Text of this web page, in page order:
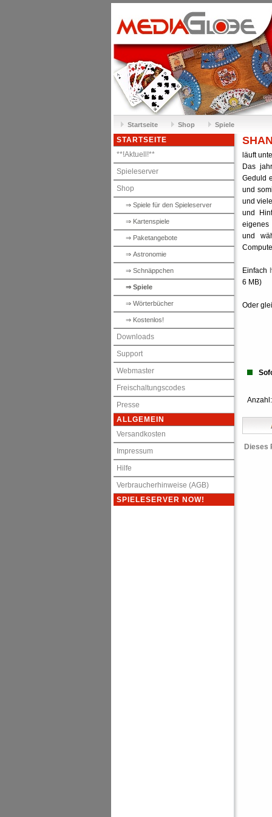
Startseite Shop Spiele
STARTSEITE
**!Aktuell!**
Spieleserver
Shop
⇒ Spiele für den Spieleserver
⇒ Kartenspiele
⇒ Paketangebote
⇒ Astronomie
⇒ Schnäppchen
⇒ Spiele
⇒ Wörterbücher
⇒ Kostenlos!
Downloads
Support
Webmaster
Freischaltungscodes
Presse
ALLGEMEIN
Versandkosten
Impressum
Hilfe
Verbraucherhinweise (AGB)
SPIELESERVER NOW!
läuft
Das
Geduld
und
und
und
eigenes
und
Einfach
6 MB)
Oder
Anzahl:
Dieses